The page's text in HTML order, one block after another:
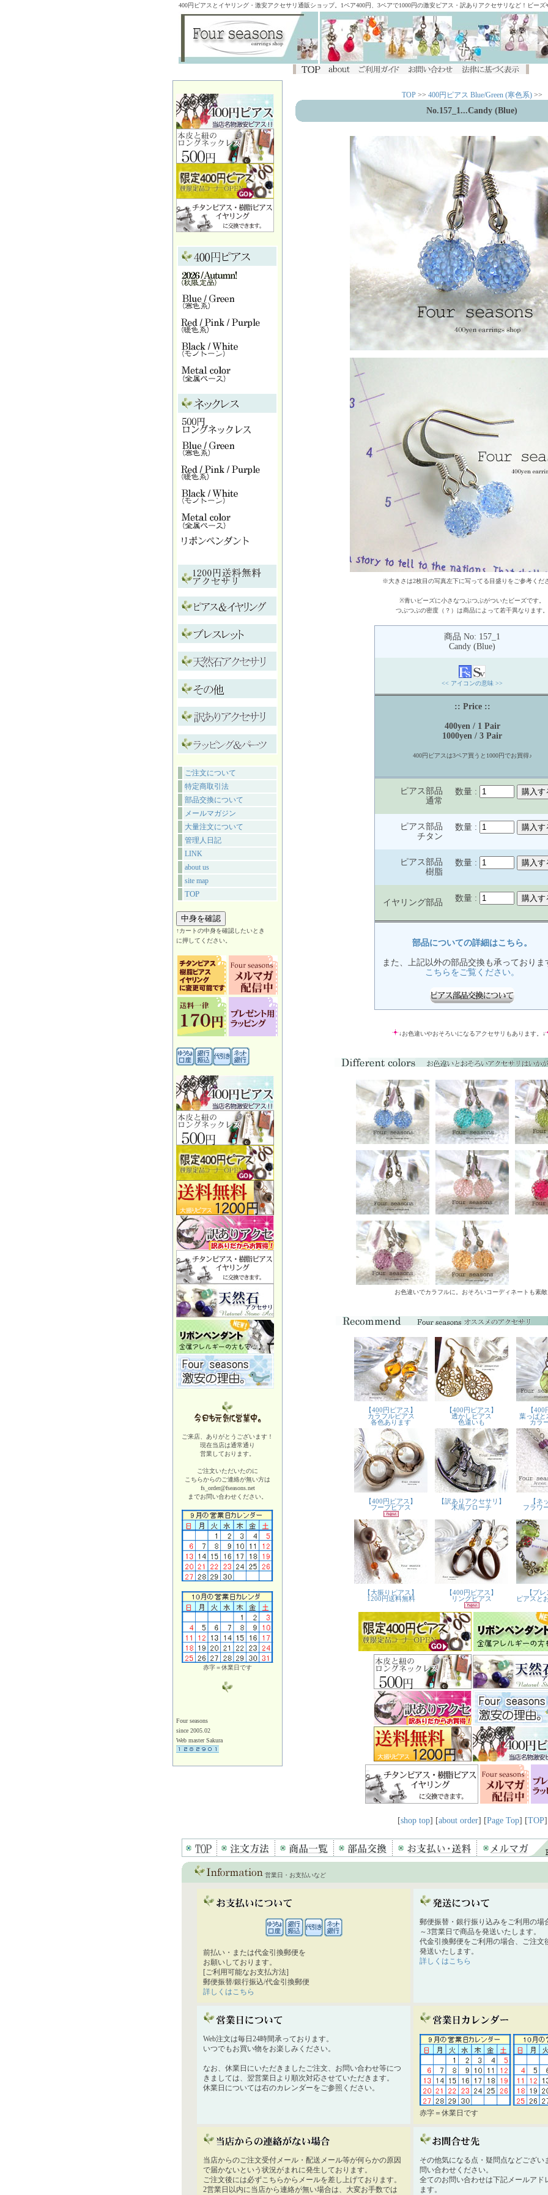
400円ピアスとイヤリング・激安アクセサリ通販ショップ。1ペア400円、3ペアで1000円の激安ピアス・訳ありアクセサリなど！ビー
ご注文について
特定商取引法
部品交換について
メールマガジン
大量注文について
管理人日記
LINK
about us
site map
TOP
↑カートの中身を確認したいとき
に押してください。
ご来店、ありがとうございます！
現在当店は通常通り
営業しております。
ご注文いただいたのに
こちらからのご連絡が無い方は
fs_order@fseasons.net
までお問い合わせください。
赤字＝休業日です
Four seasons
since 2005.02
Web master Sakura
TOP >> 400円ピアス Blue/Green (寒色系) >>
No.157_1...Candy (Blue)
※大きさは2枚目の写真左下に写ってる目盛りをご参考くだ
※青いビーズに小さなつぶつぶがついたビーズです。
つぶつぶの密度（？）は商品によって若干異なります。
商品 No: 157_1
Candy (Blue)
<< アイコンの意味 >>
:: Price ::
400yen / 1 Pair
1000yen / 3 Pair
400円ピアスは3ペア買うと1000円でお買得♪
ピアス部品
通常
数量 :
ピアス部品
チタン
数量 :
ピアス部品
樹脂
数量 :
イヤリング部品 数量 :
部品についての詳細はこちら。
また、上記以外の部品交換も承っておりま
こちらをご覧ください。
↓お色違いやおそろいになるアクセサリもあります。↓
お色違いでカラフルに。おそろいコーディネートも素敵
[shop top] [about order] [Page Top] [TOP]
営業日・お支払いなど
前払い・または代金引換郵便を
お願いしております。
[ご利用可能なお支払方法]
郵便振替/銀行振込/代金引換郵便
詳しくはこちら
郵便振替・銀行振り込みをご利用の場
～3営業日で商品を発送いたします。
代金引換郵便をご利用の場合、ご注文
発送いたします。
詳しくはこちら
Web注文は毎日24時間承っております。
いつでもお買い物をお楽しみください。
なお、休業日にいただきましたご注文、お問い合わせ等につ
きましては、翌営業日より順次対応させていただきます。
休業日については右のカレンダーをご参照ください。
赤字＝休業日です
当店からのご注文受付メール・配送メール等が何らかの原因
で届かないという状況がまれに発生しております。
ご注文後には必ずこちらからメールを差し上げております。
2営業日以内に当店から連絡が無い場合は、大変お手数では
その他気になる点・疑問点などござい
問い合わせください。
全てのお問い合わせは下記メールアド
ます。